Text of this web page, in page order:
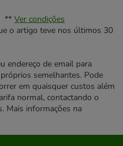
** Ver condições
o artigo teve nos últimos 30
endereço de email para
semelhantes. Pode
em quaisquer custos além
normal, contactando o
Mais informações na